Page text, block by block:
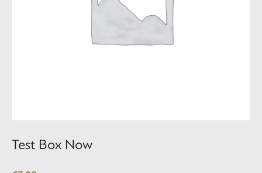
Test Box Now